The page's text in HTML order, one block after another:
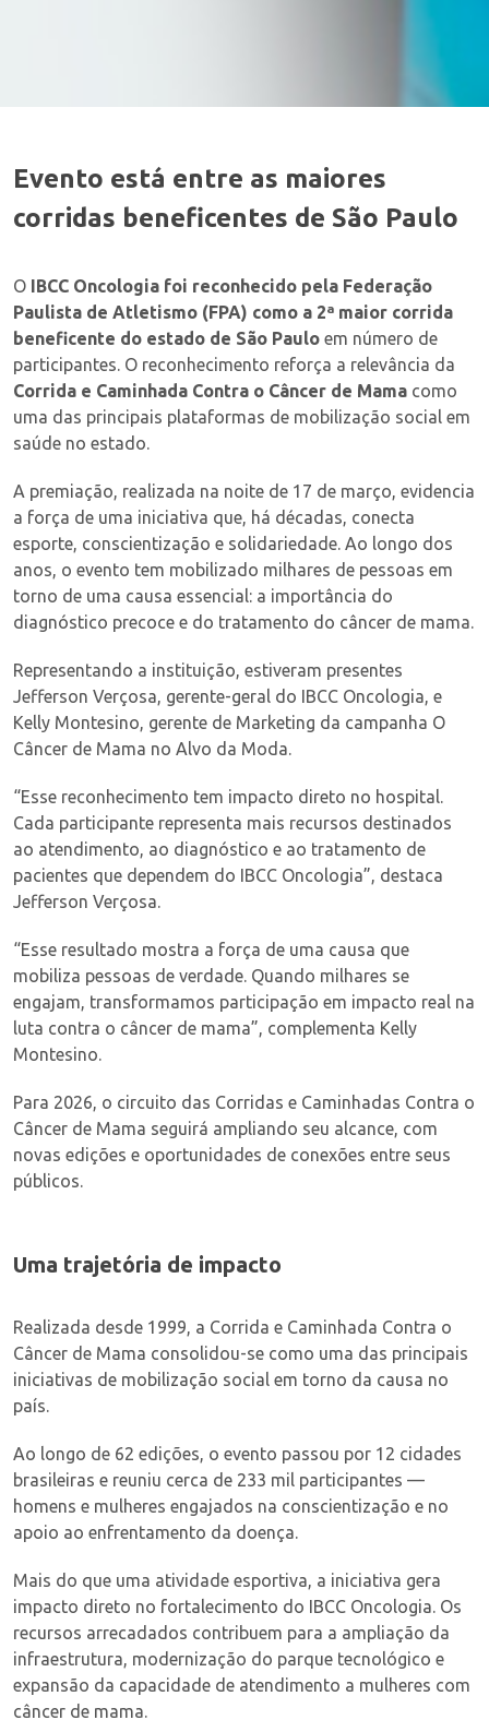
Evento está entre as maiores
corridas beneficentes de São Paulo
O IBCC Oncologia foi reconhecido pela Federação
Paulista de Atletismo (FPA) como a 2ª maior corrida
beneficente do estado de São Paulo em número de
participantes. O reconhecimento reforça a relevância da
Corrida e Caminhada Contra o Câncer de Mama como
uma das principais plataformas de mobilização social em
saúde no estado.
A premiação, realizada na noite de 17 de março, evidencia
a força de uma iniciativa que, há décadas, conecta
esporte, conscientização e solidariedade. Ao longo dos
anos, o evento tem mobilizado milhares de pessoas em
torno de uma causa essencial: a importância do
diagnóstico precoce e do tratamento do câncer de mama.
Representando a instituição, estiveram presentes
Jefferson Verçosa, gerente-geral do IBCC Oncologia, e
Kelly Montesino, gerente de Marketing da campanha O
Câncer de Mama no Alvo da Moda.
“Esse reconhecimento tem impacto direto no hospital.
Cada participante representa mais recursos destinados
ao atendimento, ao diagnóstico e ao tratamento de
pacientes que dependem do IBCC Oncologia”, destaca
Jefferson Verçosa.
“Esse resultado mostra a força de uma causa que
mobiliza pessoas de verdade. Quando milhares se
engajam, transformamos participação em impacto real na
luta contra o câncer de mama”, complementa Kelly
Montesino.
Para 2026, o circuito das Corridas e Caminhadas Contra o
Câncer de Mama seguirá ampliando seu alcance, com
novas edições e oportunidades de conexões entre seus
públicos.
Uma trajetória de impacto
Realizada desde 1999, a Corrida e Caminhada Contra o
Câncer de Mama consolidou-se como uma das principais
iniciativas de mobilização social em torno da causa no
país.
Ao longo de 62 edições, o evento passou por 12 cidades
brasileiras e reuniu cerca de 233 mil participantes —
homens e mulheres engajados na conscientização e no
apoio ao enfrentamento da doença.
Mais do que uma atividade esportiva, a iniciativa gera
impacto direto no fortalecimento do IBCC Oncologia. Os
recursos arrecadados contribuem para a ampliação da
infraestrutura, modernização do parque tecnológico e
expansão da capacidade de atendimento a mulheres com
câncer de mama.